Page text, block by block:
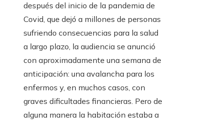
después del inicio de la pandemia de
Covid, que dejó a millones de personas
sufriendo consecuencias para la salud
a largo plazo, la audiencia se anunció
con aproximadamente una semana de
anticipación: una avalancha para los
enfermos y, en muchos casos, con
graves dificultades financieras. Pero de
alguna manera la habitación estaba a